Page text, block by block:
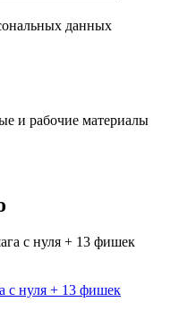
данных
и рабочие материалы
с нуля + 13 фишек